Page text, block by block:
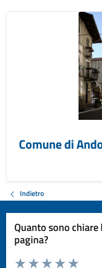
Comune di
Indietro
Quanto sono
pagina?
Valuta da 1 a 5 stelle la pagina